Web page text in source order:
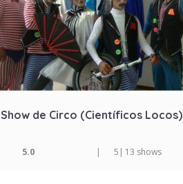
Show de Circo (Científicos Locos)
5.0 | 5 | 13 shows